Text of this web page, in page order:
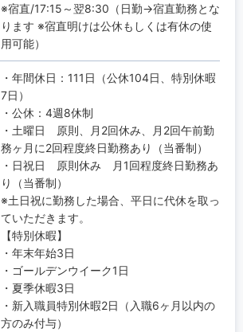
※宿直/17:15～翌8:30（日勤→宿直勤務とな
ります ※宿直明けは公休もしくは有休の使
用可能）
・年間休日：111日（公休104日、特別休暇
7日）
・公休：4週8休制
・土曜日 原則、月2回休み、月2回午前勤
務ヶ月に2回程度終日勤務あり（当番制）
・日祝日 原則休み 月1回程度終日勤務あ
り（当番制）
※土日祝に勤務した場合、平日に代休を取っ
ていただきます。
【特別休暇】
・年末年始3日
・ゴールデンウイーク1日
・夏季休暇3日
・新入職員特別休暇2日（入職6ヶ月以内の
方のみ付与）